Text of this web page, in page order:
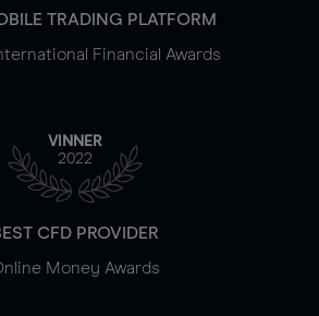
TRADING PLATFORM
Financial Awards
VINNER
2022
CFD PROVIDER
Money Awards